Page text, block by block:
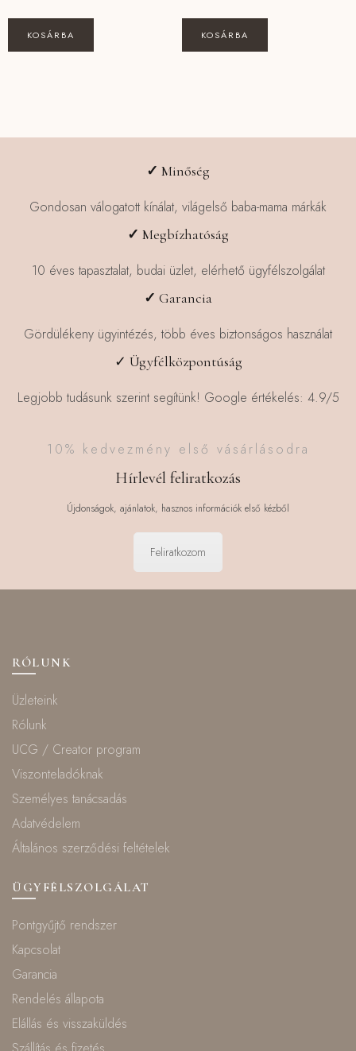
KOSÁRBA KOSÁRBA
✓ Minőség
Gondosan válogatott kínálat, világelső baba-mama márkák
✓ Megbízhatóság
10 éves tapasztalat, budai üzlet, elérhető ügyfélszolgálat
✓ Garancia
Gördülékeny ügyintézés, több éves biztonságos használat
✓ Ügyfélközpontúság
Legjobb tudásunk szerint segítünk! Google értékelés: 4.9/5
10% kedvezmény első vásárlásodra
Hírlevél feliratkozás
Újdonságok, ajánlatok, hasznos információk első kézből
Feliratkozom
RÓLUNK
Üzleteink
Rólunk
UCG / Creator program
Viszonteladóknak
Személyes tanácsadás
Adatvédelem
Általános szerződési feltételek
ÜGYFÉLSZOLGÁLAT
Pontgyűjtő rendszer
Kapcsolat
Garancia
Rendelés állapota
Elállás és visszaküldés